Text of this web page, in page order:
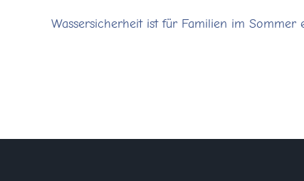
Wassersicherheit ist für Familien im Sommer